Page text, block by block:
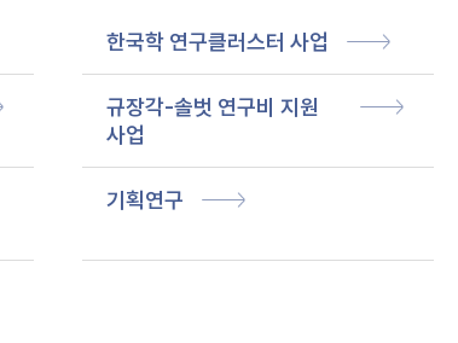
한국학 연구클러스터 사업
규장각-솔벗 연구비 지원
사업
기획연구